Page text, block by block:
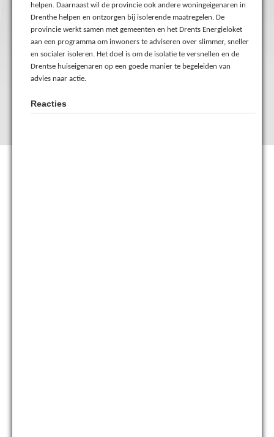
helpen. Daarnaast wil de provincie ook andere woningeigenaren in
Drenthe helpen en ontzorgen bij isolerende maatregelen. De
provincie werkt samen met gemeenten en het Drents Energieloket
aan een programma om inwoners te adviseren over slimmer, sneller
en socialer isoleren. Het doel is om de isolatie te versnellen en de
Drentse huiseigenaren op een goede manier te begeleiden van
advies naar actie.
Reacties